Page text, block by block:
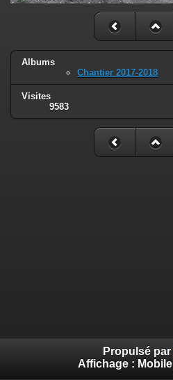
Albums
Chantier 2017-2018
Visites
9583
Propulsé par
Affichage : Mobile